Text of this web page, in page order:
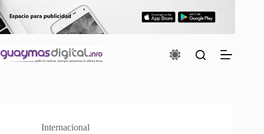
al
contenido
Internacional